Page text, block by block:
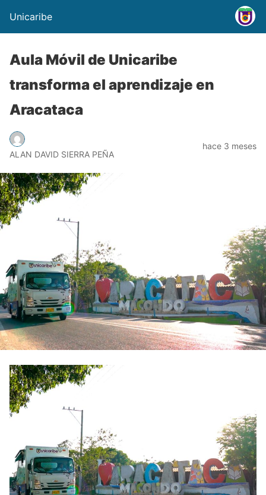
Unicaribe
Aula Móvil de Unicaribe
transforma el aprendizaje en
Aracataca
ALAN DAVID SIERRA PEÑA
hace 3 meses